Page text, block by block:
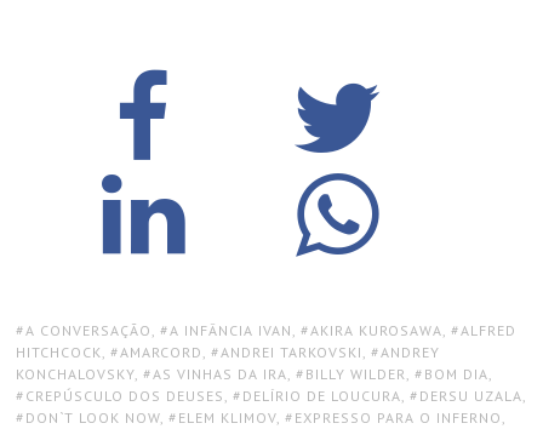
TAGS:
A CONVERSAÇÃO , A INFÂNCIA IVAN , AKIRA KUROSAWA, ALFRED
HITCHCOCK, AMARCORD , ANDREI TARKOVSKI , ANDREY
KONCHALOVSKY, AS VINHAS DA IRA, BILLY WILDER, BOM DIA,
CREPÚSCULO DOS DEUSES , DELÍRIO DE LOUCURA, DERSU UZALA,
DON`T LOOK NOW, ELEM KLIMOV, EXPRESSO PARA O INFERNO ,